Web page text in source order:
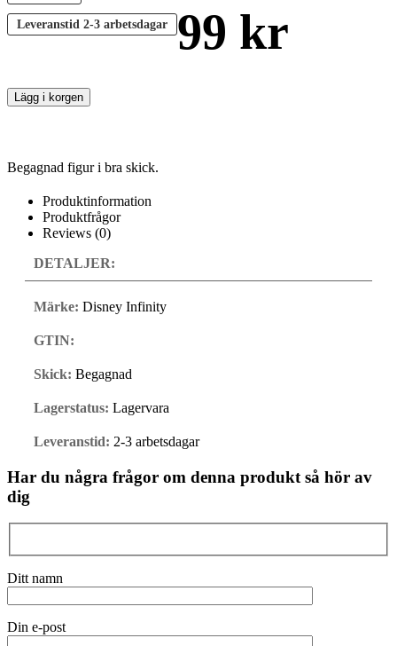
Leveranstid 2-3 arbetsdagar 99 kr
Lägg i korgen
Begagnad figur i bra skick.
Produktinformation
Produktfrågor
Reviews (0)
DETALJER:
Märke: Disney Infinity
GTIN:
Skick: Begagnad
Lagerstatus: Lagervara
Leveranstid: 2-3 arbetsdagar
Har du några frågor om denna produkt så hör av
dig
Ditt namn
Din e-post